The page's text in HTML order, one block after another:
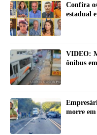
Confira
estadual
VIDEO:
ônibus
morre em